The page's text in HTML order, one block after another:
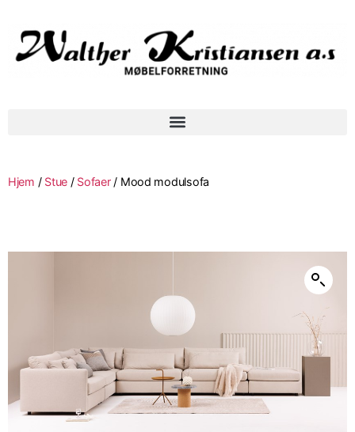
Hjem / Stue / Sofaer/ Mood modulsofa